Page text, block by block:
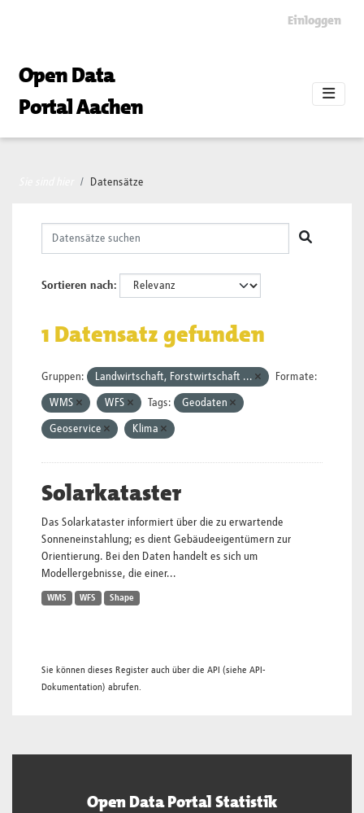
Einloggen
Open Data
Portal Aachen
Datensätze
Sortieren nach
1 Datensatz gefunden
Gruppen: Landwirtschaft, Forstwirtschaft ... Formate:
WMS WFS Tags: Geodaten
Geoservice Klima
Solarkataster
Das Solarkataster informiert über die zu erwartende
Sonneneinstahlung; es dient Gebäudeeigentümern zur
Orientierung. Bei den Daten handelt es sich um
Modellergebnisse, die einer...
WMS WFS Shape
Sie können dieses Register auch über die API (siehe API-
Dokumentation) abrufen.
Open Data Portal Statistik